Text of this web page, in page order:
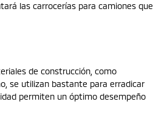
las carrocerías para camionesque
de construcción, como
se utilizan bastante para erradicar
permiten un óptimo desempeño